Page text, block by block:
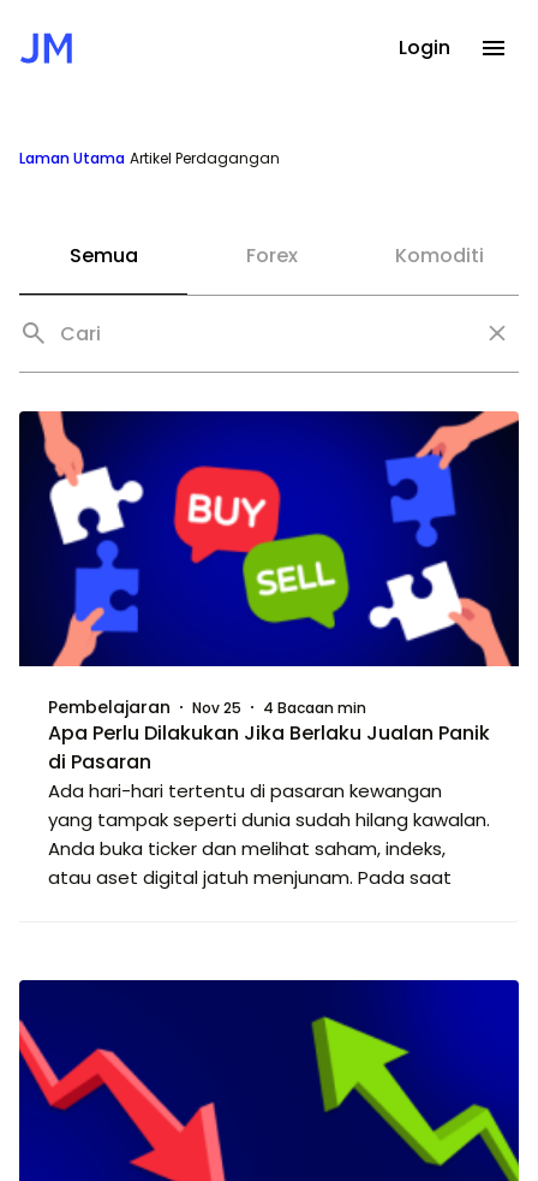
Login
Laman Utama Artikel Perdagangan
Semua Forex Komoditi
Pembelajaran Nov 25 4 Bacaan min
Apa Perlu Dilakukan Jika Berlaku Jualan Panik
di Pasaran
Ada hari-hari tertentu di pasaran kewangan
yang tampak seperti dunia sudah hilang kawalan.
Anda buka ticker dan melihat saham, indeks,
atau aset digital jatuh menjunam. Pada saat